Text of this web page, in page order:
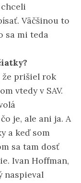
Väčšinou to
sa mi teda
že prišiel rok
vtedy v SAV.
je, ale ani ja. A
a keď som
sa tam dosť
Ivan Hoffman,
naspieval